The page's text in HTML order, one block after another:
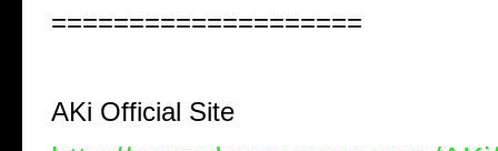
====================
AKi Official Site